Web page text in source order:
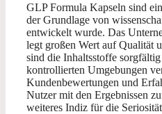
GLP Formula Kapseln sind
der Grundlage von
entwickelt wurde. Das
legt großen Wert auf Qualität
sind die Inhaltsstoffe
kontrollierten Umgebungen
Kundenbewertungen und
Nutzer mit den Ergebnissen
weiteres Indiz für die